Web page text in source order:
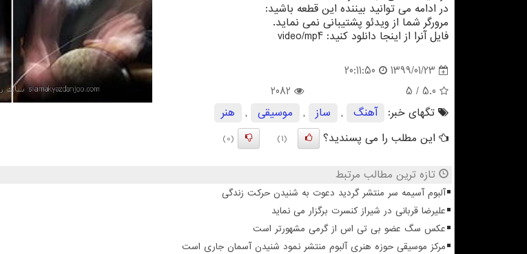
در ادامه می توانید بیننده این قطعه باشید:
مرورگر شما از ویدئو پشتیبانی نمی نماید.
فایل آنرا از اینجا دانلود كنید: video/mp4
1399/01/23
20:11:50
5.0
/ 5
2082
تگهای خبر:
آهنگ , ساز , موسیقی ,
هنر
این مطلب را می پسندید؟
(1)
(0)
تازه ترین مطالب مرتبط
آلبوم آسیمه سر منتشر گردید دعوت به شنیدن حرکت زندگی
علیرضا قربانی در شیراز کنسرت برگزار می نماید
عکس سگ عضو بی تی اس از گرمی مشهورتر است
مرکز موسیقی حوزه هنری آلبوم منتشر نمود شنیدن آسمان جاری است